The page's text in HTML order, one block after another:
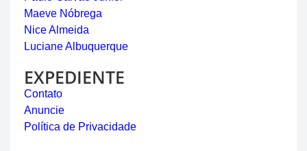
Maeve Nóbrega
Nice Almeida
Luciane Albuquerque
EXPEDIENTE
Contato
Anuncie
Política de Privacidade